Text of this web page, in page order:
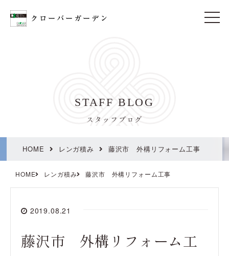
t
STAFF BLOG
スタッフブログ
HOME レンガ積み 藤沢市 外構リフォーム工事
HOME レンガ積み 藤沢市 外構リフォーム工事
2019.08.21
藤沢市 外構リフォーム工